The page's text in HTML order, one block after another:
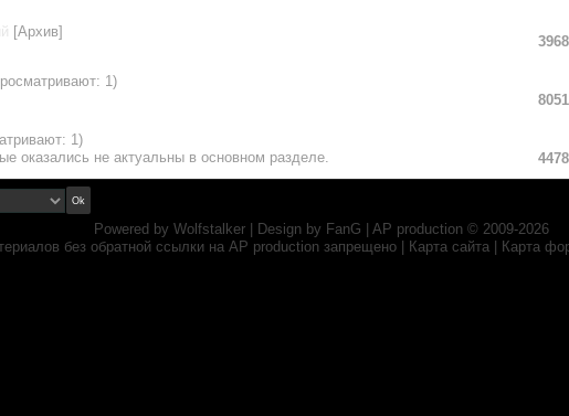
[Архив]
1)
1)
оказались не актуальны в основном разделе.
Powered by Wolfstalker | Design by FanG AP production © 2009-2026
без обратной ссылки на AP production запрещено | Карта сайта Карта